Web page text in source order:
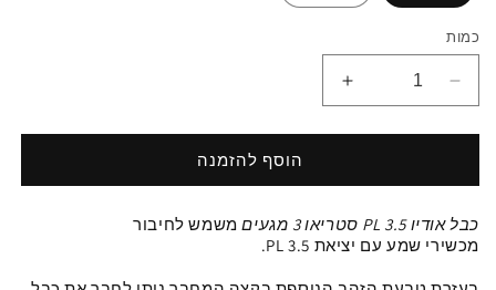
כמות
הפחתת
כמות
ל
אודיו
3.5
סטריאו
הגדלת
כמות
ל
אודיו
3.5
סטריאו
הוסף להזמנה
כבל אודיו PL 3.5 סטריאו 3 מגעים
משמש לחיבור
מכשירי שמע עם יציאת .